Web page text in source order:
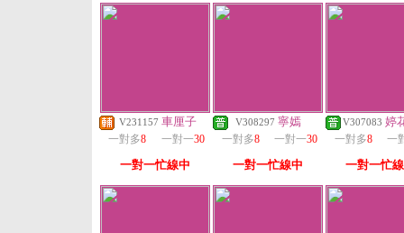
V231157 車厘子
一對多8 一對一30
一對一忙線中
V308297 寧嫣
一對多8 一對一30
一對一忙線中
V307083 婷
一對多8 一
一對一忙